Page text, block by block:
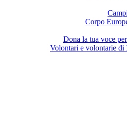
Corpo
Dona la tua voce
Volontari e volontarie di